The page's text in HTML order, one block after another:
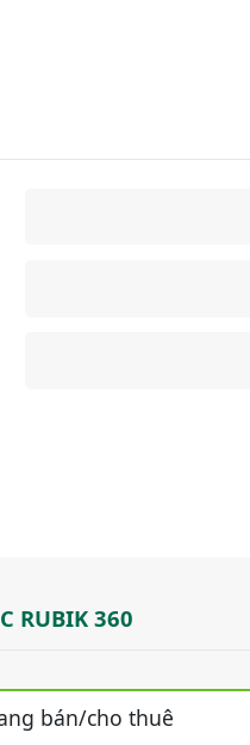
RUBIK 360
bán/cho thuê